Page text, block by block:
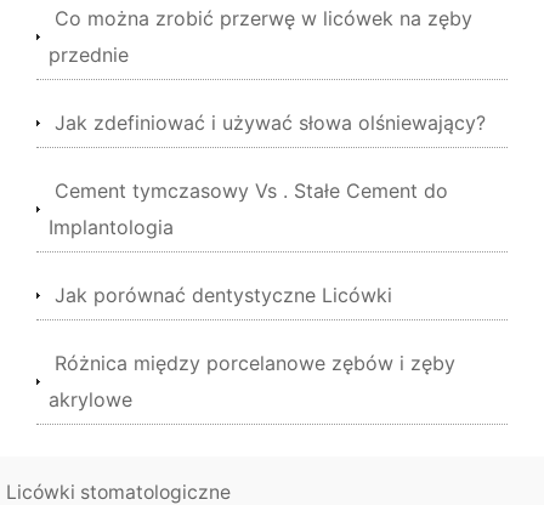
Co można zrobić przerwę w licówek na zęby
przednie
Jak zdefiniować i używać słowa olśniewający?
Cement tymczasowy Vs . Stałe Cement do
Implantologia
Jak porównać dentystyczne Licówki
Różnica między porcelanowe zębów i zęby
akrylowe
Licówki stomatologiczne